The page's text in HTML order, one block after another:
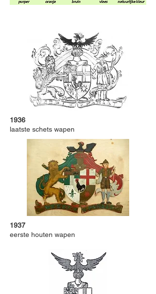
1936
laatste schets wapen
1937
eerste houten wapen